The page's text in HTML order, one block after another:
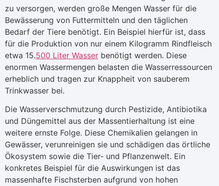
zu versorgen, werden große Mengen Wasser für die
Bewässerung von Futtermitteln und den täglichen
Bedarf der Tiere benötigt. Ein Beispiel hierfür ist, dass
für die Produktion von nur einem Kilogramm Rindfleisch
etwa 15.500 Liter Wasser benötigt werden. Diese
enormen Wassermengen belasten die Wasserressourcen
erheblich und tragen zur Knappheit von sauberem
Trinkwasser bei.
Die Wasserverschmutzung durch Pestizide, Antibiotika
und Düngemittel aus der Massentierhaltung ist eine
weitere ernste Folge. Diese Chemikalien gelangen in
Gewässer, verunreinigen sie und schädigen das örtliche
Ökosystem sowie die Tier- und Pflanzenwelt. Ein
konkretes Beispiel für die Auswirkungen ist das
massenhafte Fischsterben aufgrund von hohen